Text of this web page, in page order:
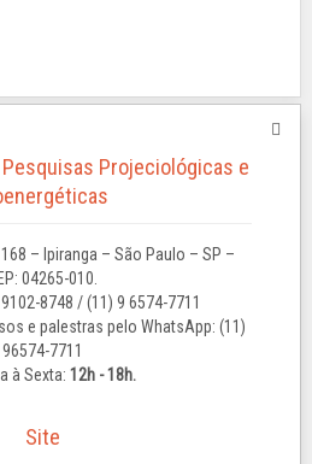
Projeciológicas e
– Ipiranga – São Paulo – SP –
04265-010.
8748 / (11) 9 6574-7711
e palestras pelo WhatsApp: (11)
96574-7711
à Sexta: 12h - 18h.
Site